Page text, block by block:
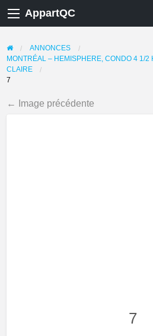
AppartQC
ANNONCES
MONTRÉAL – HEMISPHERE, CONDO 4 1/2
CLAIRE
7
← Image précédente
7